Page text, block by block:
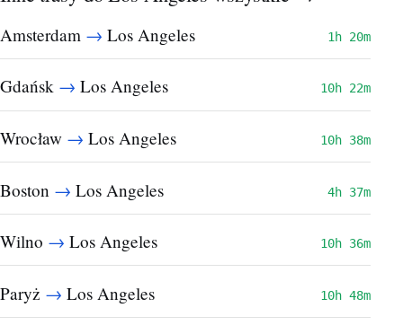
Amsterdam → Los Angeles 1h 20m
Gdańsk → Los Angeles 10h 22m
Wrocław → Los Angeles 10h 38m
Boston → Los Angeles 4h 37m
Wilno → Los Angeles 10h 36m
Paryż → Los Angeles 10h 48m